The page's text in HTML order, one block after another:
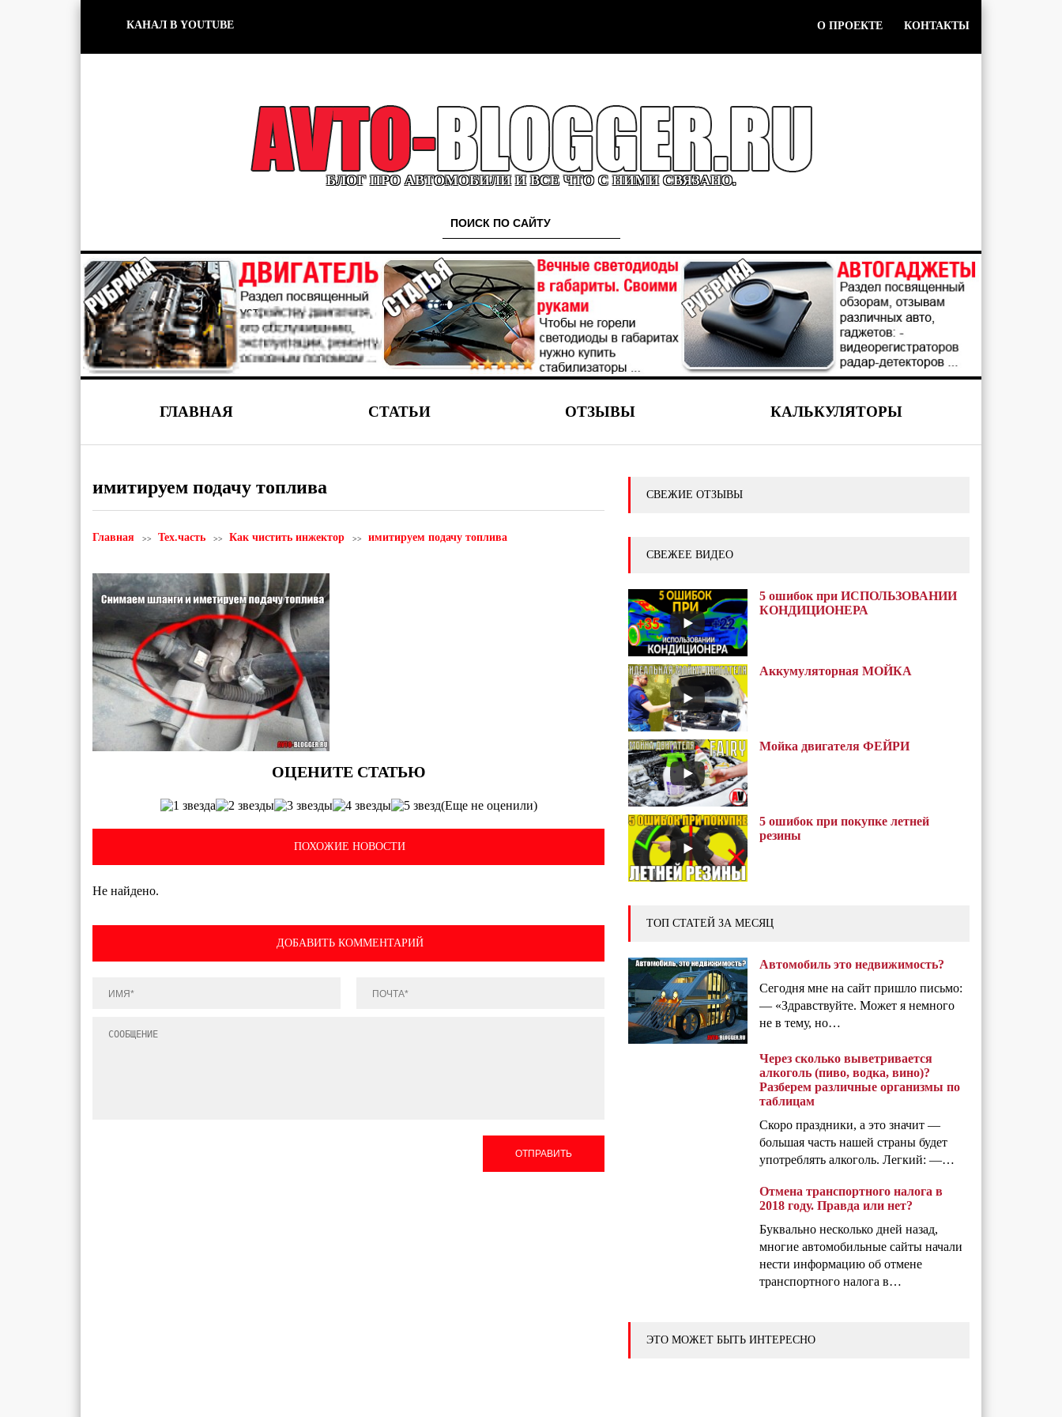
КАНАЛ В YOUTUBE О ПРОЕКТЕ КОНТАКТЫ
БЛОГ ПРО АВТОМОБИЛИ И ВСЕ ЧТО С НИМИ СВЯЗАНО.
ГЛАВНАЯ СТАТЬИ ОТЗЫВЫ КАЛЬКУЛЯТОРЫ
имитируем подачу топлива
Главная Тех.часть Как чистить инжектор имитируем подачу топлива
(Еще не оценили)
ПОХОЖИЕ НОВОСТИ
Не найдено.
ДОБАВИТЬ КОММЕНТАРИЙ
ОТПРАВИТЬ
СВЕЖИЕ ОТЗЫВЫ
СВЕЖЕЕ ВИДЕО
5 ошибок при ИСПОЛЬЗОВАНИИ
КОНДИЦИОНЕРА
Аккумуляторная МОЙКА
Мойка двигателя ФЕЙРИ
5 ошибок при покупке летней
резины
ТОП СТАТЕЙ ЗА МЕСЯЦ
Автомобиль это недвижимость?
Сегодня мне на сайт пришло письмо:
— «Здравствуйте. Может я немного
не в тему, но…
Через сколько выветривается
алкоголь (пиво, водка, вино)?
Разберем различные организмы по
таблицам
Скоро праздники, а это значит —
большая часть нашей страны будет
употреблять алкоголь. Легкий: —…
Отмена транспортного налога в
2018 году. Правда или нет?
Буквально несколько дней назад,
многие автомобильные сайты начали
нести информацию об отмене
транспортного налога в…
ЭТО МОЖЕТ БЫТЬ ИНТЕРЕСНО